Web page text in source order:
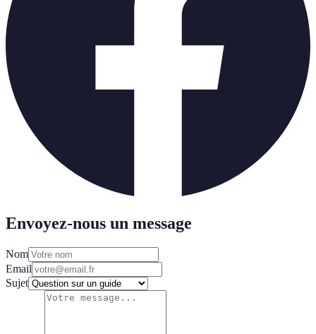
Envoyez-nous un message
Nom
Email
Sujet